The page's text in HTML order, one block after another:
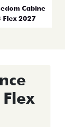
Cabine
Flex 2027